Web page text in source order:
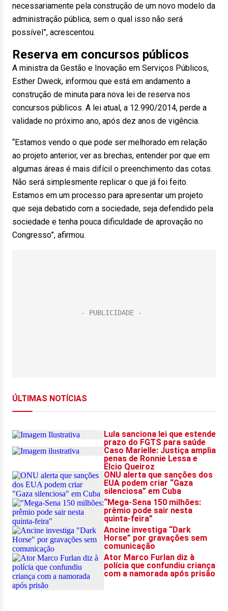
necessariamente pela construção de um novo modelo da
administração pública, sem o qual isso não será
possível”, acrescentou.
Reserva em concursos públicos
A ministra da Gestão e Inovação em Serviços Públicos,
Esther Dweck, informou que está em andamento a
construção de minuta para nova lei de reserva nos
concursos públicos. A lei atual, a 12.990/2014, perde a
validade no próximo ano, após dez anos de vigência.
“Estamos vendo o que pode ser melhorado em relação
ao projeto anterior, ver as brechas, entender por que em
algumas áreas é mais difícil o preenchimento das cotas.
Não será simplesmente replicar o que já foi feito.
Estamos em um processo para apresentar um projeto
que seja debatido com a sociedade, seja defendido pela
sociedade e tenha pouca dificuldade de aprovação no
Congresso”, afirmou.